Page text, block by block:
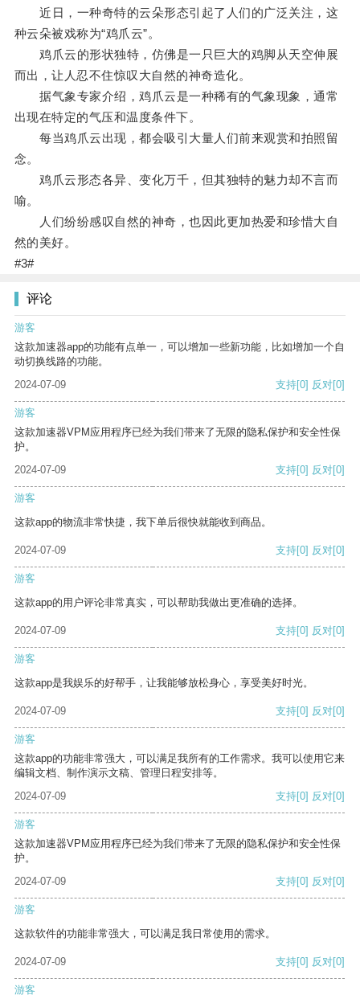
近日，一种奇特的云朵形态引起了人们的广泛关注，这
种云朵被戏称为“鸡爪云”。
鸡爪云的形状独特，仿佛是一只巨大的鸡脚从天空伸展
而出，让人忍不住惊叹大自然的神奇造化。
据气象专家介绍，鸡爪云是一种稀有的气象现象，通常
出现在特定的气压和温度条件下。
每当鸡爪云出现，都会吸引大量人们前来观赏和拍照留
念。
鸡爪云形态各异、变化万千，但其独特的魅力却不言而
喻。
人们纷纷感叹自然的神奇，也因此更加热爱和珍惜大自
然的美好。
#3#
评论
游客
这款加速器app的功能有点单一，可以增加一些新功能，比如增加一个自
动切换线路的功能。
2024-07-09
支持[0] 反对[0]
游客
这款加速器VPM应用程序已经为我们带来了无限的隐私保护和安全性保
护。
2024-07-09
支持[0] 反对[0]
游客
这款app的物流非常快捷，我下单后很快就能收到商品。
2024-07-09 支持[0] 反对[0]
游客
这款app的用户评论非常真实，可以帮助我做出更准确的选择。
2024-07-09 支持[0] 反对[0]
游客
这款app是我娱乐的好帮手，让我能够放松身心，享受美好时光。
2024-07-09 支持[0] 反对[0]
游客
这款app的功能非常强大，可以满足我所有的工作需求。我可以使用它来
编辑文档、制作演示文稿、管理日程安排等。
2024-07-09
支持[0] 反对[0]
游客
这款加速器VPM应用程序已经为我们带来了无限的隐私保护和安全性保
护。
2024-07-09
支持[0] 反对[0]
游客
这款软件的功能非常强大，可以满足我日常使用的需求。
2024-07-09 支持[0] 反对[0]
游客